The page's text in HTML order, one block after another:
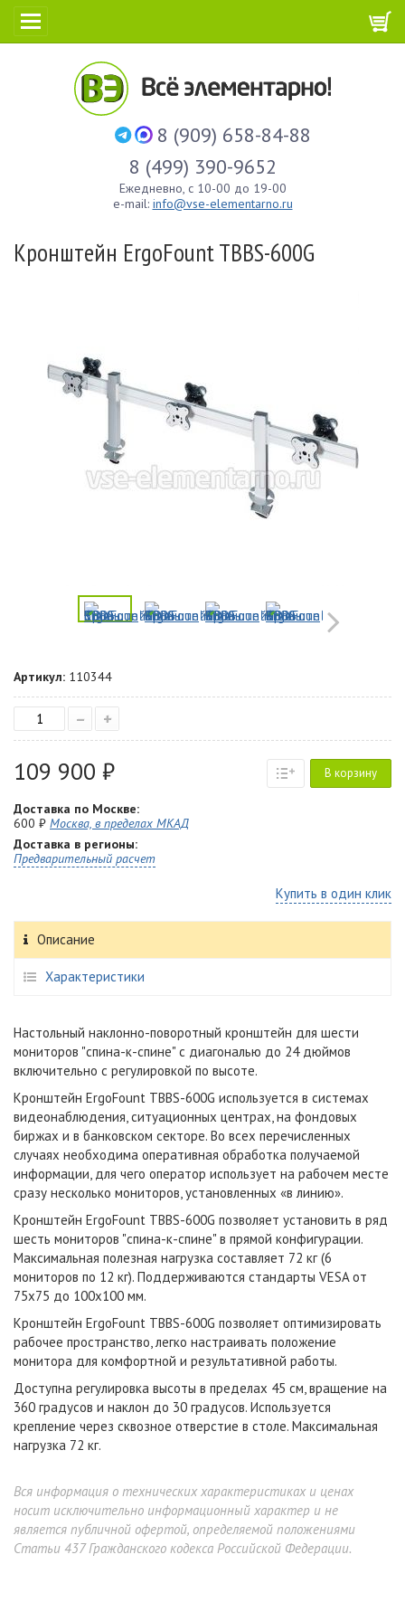
8 (909) 658-84-88
8 (499) 390-9652
Ежедневно, с 10-00 до 19-00
e-mail: info@vse-elementarno.ru
Кронштейн ErgoFount TBBS-600G
Артикул: 110344
– +
109 900 ₽ В корзину
Доставка по Москве:
600 ₽ Москва, в пределах МКАД
Доставка в регионы:
Предварительный расчет
Купить в один клик
Описание
Характеристики
Настольный наклонно-поворотный кронштейн для шести
мониторов "спина-к-спине" с диагональю до 24 дюймов
включительно с регулировкой по высоте.
Кронштейн ErgoFount TBBS-600G используется в системах
видеонаблюдения, ситуационных центрах, на фондовых
биржах и в банковском секторе. Во всех перечисленных
случаях необходима оперативная обработка получаемой
информации, для чего оператор использует на рабочем месте
сразу несколько мониторов, установленных «в линию».
Кронштейн ErgoFount TBBS-600G позволяет установить в ряд
шесть мониторов "спина-к-спине" в прямой конфигурации.
Максимальная полезная нагрузка составляет 72 кг (6
мониторов по 12 кг). Поддерживаются стандарты VESA от
75х75 до 100х100 мм.
Кронштейн ErgoFount TBBS-600G позволяет оптимизировать
рабочее пространство, легко настраивать положение
монитора для комфортной и результативной работы.
Доступна регулировка высоты в пределах 45 см, вращение на
360 градусов и наклон до 30 градусов. Используется
крепление через сквозное отверстие в столе. Максимальная
нагрузка 72 кг.
Вся информация о технических характеристиках и ценах
носит исключительно информационный характер и не
является публичной офертой, определяемой положениями
Статьи 437 Гражданского кодекса Российской Федерации.